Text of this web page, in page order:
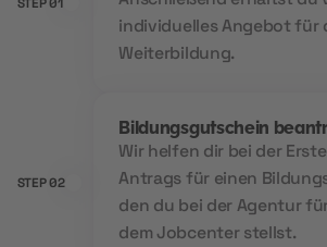
individuelles Angebot für
Weiterbildung.
STEP 02
Bildungsgutschein
Wir helfen dir bei der
Antrags für einen
den du bei der Agentur
dem Jobcenter stellst.